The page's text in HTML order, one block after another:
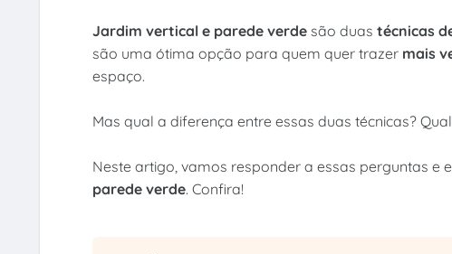
Jardim vertical e parede verdesão duas técnicas
são uma ótima opção para quem quer trazer mais
espaço.
Mas qual a diferença entre essas duas técnicas?
Neste artigo, vamos responder a essas perguntas e
parede verde. Confira!